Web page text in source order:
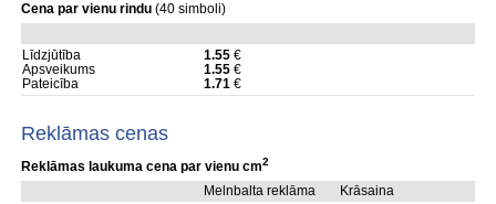
Cena par vienu rindu (40 simboli)
Līdzjūtība 1.55€
Apsveikums
1.55€
Pateicība
1.71€
Reklāmas cenas
Reklāmas laukuma cena par vienu cm2
Melnbalta reklāma
Krāsaina